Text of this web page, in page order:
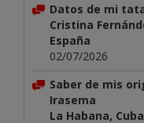
Datos de mi
Cristina
España
02/07/2026
Saber de mis
Irasema
La Habana, Cuba